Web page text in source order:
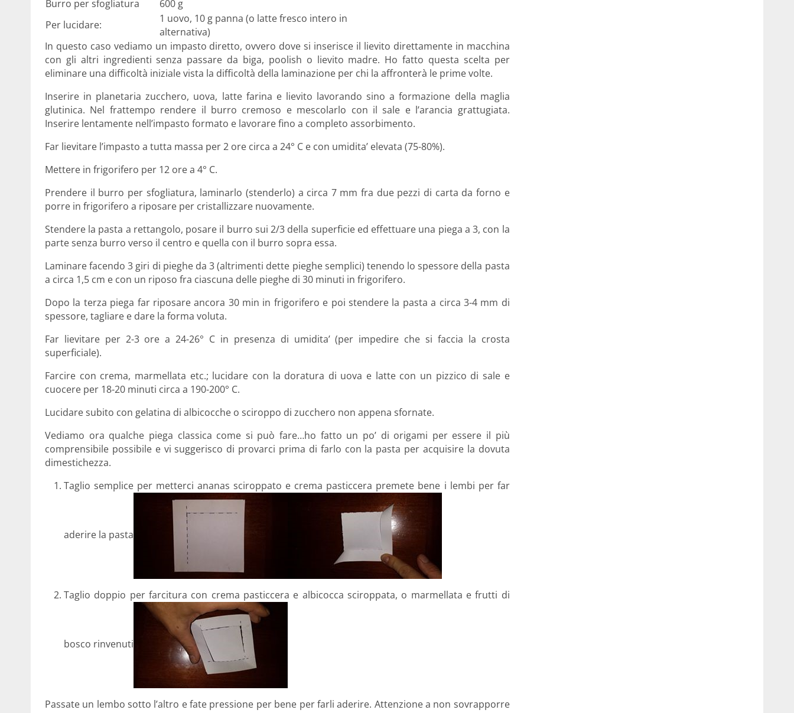
Burro per sfogliatura
600 g
Per lucidare:
1 uovo, 10 g panna (o latte fresco intero in
alternativa)
In questo caso vediamo un impasto diretto, ovvero dove si inserisce il lievito direttamente in macchina
con gli altri ingredienti senza passare da biga, poolish o lievito madre. Ho fatto questa scelta per
eliminare una difficoltà iniziale vista la difficoltà della laminazione per chi la affronterà le prime volte.
Inserire in planetaria zucchero, uova, latte farina e lievito lavorando sino a formazione della maglia
glutinica. Nel frattempo rendere il burro cremoso e mescolarlo con il sale e l’arancia grattugiata.
Inserire lentamente nell’impasto formato e lavorare fino a completo assorbimento.
Far lievitare l’impasto a tutta massa per 2 ore circa a 24° C e con umidita’ elevata (75-80%).
Mettere in frigorifero per 12 ore a 4° C.
Prendere il burro per sfogliatura, laminarlo (stenderlo) a circa 7 mm fra due pezzi di carta da forno e
porre in frigorifero a riposare per cristallizzare nuovamente.
Stendere la pasta a rettangolo, posare il burro sui 2/3 della superficie ed effettuare una piega a 3, con la
parte senza burro verso il centro e quella con il burro sopra essa.
Laminare facendo 3 giri di pieghe da 3 (altrimenti dette pieghe semplici) tenendo lo spessore della pasta
a circa 1,5 cm e con un riposo fra ciascuna delle pieghe di 30 minuti in frigorifero.
Dopo la terza piega far riposare ancora 30 min in frigorifero e poi stendere la pasta a circa 3-4 mm di
spessore, tagliare e dare la forma voluta.
Far lievitare per 2-3 ore a 24-26° C in presenza di umidita’ (per impedire che si faccia la crosta
superficiale).
Farcire con crema, marmellata etc.; lucidare con la doratura di uova e latte con un pizzico di sale e
cuocere per 18-20 minuti circa a 190-200° C.
Lucidare subito con gelatina di albicocche o sciroppo di zucchero non appena sfornate.
Vediamo ora qualche piega classica come si può fare…ho fatto un po’ di origami per essere il più
comprensibile possibile e vi suggerisco di provarci prima di farlo con la pasta per acquisire la dovuta
dimestichezza.
Taglio semplice per metterci ananas sciroppato e crema pasticcera premete bene i lembi per far
aderire la pasta
Taglio doppio per farcitura con crema pasticcera e albicocca sciroppata, o marmellata e frutti di
bosco rinvenuti
Passate un lembo sotto l’altro e fate pressione per bene per farli aderire. Attenzione a non sovrapporre